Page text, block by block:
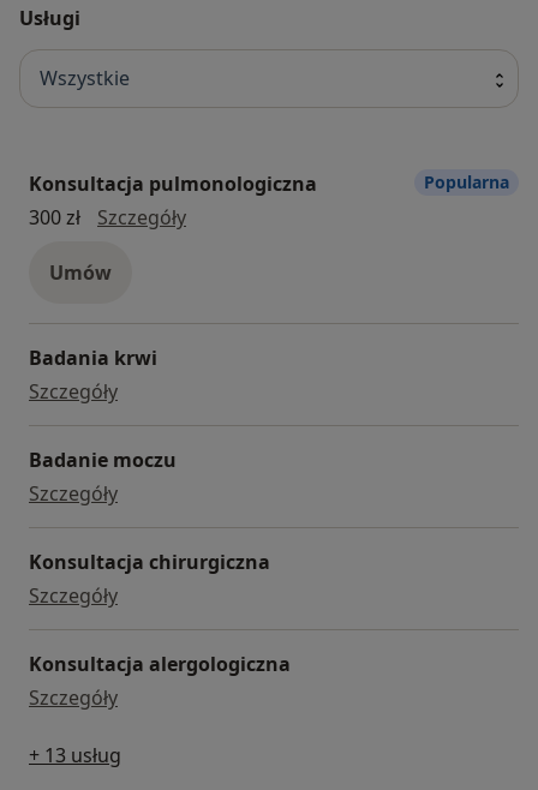
Usługi
Wszystkie
Konsultacja pulmonologiczna
300 zł
SzczegółyKonsultacja pulmonologiczna
Umów
Popularna
Badania krwi
Szczegółybadania krwi
Badanie moczu
Szczegółybadanie moczu
Konsultacja chirurgiczna
SzczegółyKonsultacja chirurgiczna
Konsultacja alergologiczna
Szczegółykonsultacja alergologiczna
+ 13 usług